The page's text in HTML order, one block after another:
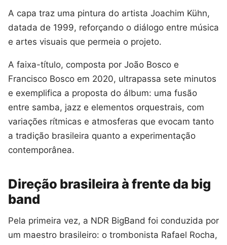
A capa traz uma pintura do artista Joachim Kühn,
datada de 1999, reforçando o diálogo entre música
e artes visuais que permeia o projeto.
A faixa-título, composta por João Bosco e
Francisco Bosco em 2020, ultrapassa sete minutos
e exemplifica a proposta do álbum: uma fusão
entre samba, jazz e elementos orquestrais, com
variações rítmicas e atmosferas que evocam tanto
a tradição brasileira quanto a experimentação
contemporânea.
Direção brasileira à frente da big
band
Pela primeira vez, a NDR BigBand foi conduzida por
um maestro brasileiro: o trombonista Rafael Rocha,